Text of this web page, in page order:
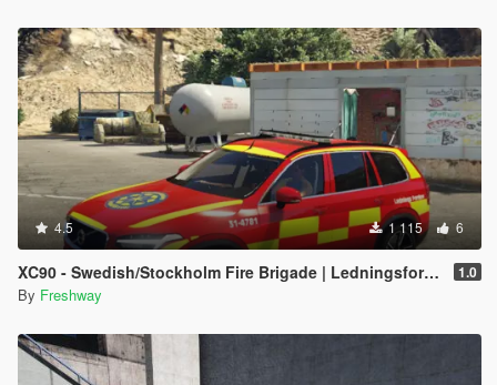
4.5 1 115 6
XC90 - Swedish/Stockholm Fire Brigade | Ledningsfordon | 2017 1.0
By Freshway